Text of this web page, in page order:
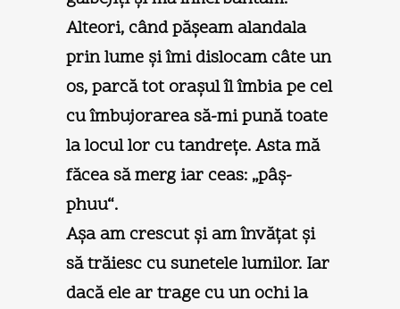
Alteori, când păşeam alandala
prin lume şi îmi dislocam câte un
os, parcă tot oraşul îl îmbia pe cel
cu îmbujorarea să-mi pună toate
la locul lor cu tandreţe. Asta mă
făcea să merg iar ceas: „pâş-
phuu“.
Aşa am crescut şi am învăţat şi
să trăiesc cu sunetele lumilor. Iar
dacă ele ar trage cu un ochi la